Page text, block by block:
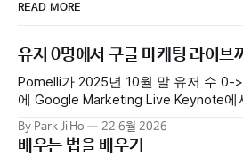
READ MORE
유저 0명에서 구글 마케팅 라이브
Pomelli가 2025년 10월 말 유저 수 0-
에 Google Marketing Live Keynote에
올라섰습니다. 현재에는 전 세계 수만
비즈니스를 성장시키기 위해 Pomelli를
출시 이후 Photoshoot, Product
By Park Ji Ho 22 6월 2026
배우는 법을 배우기